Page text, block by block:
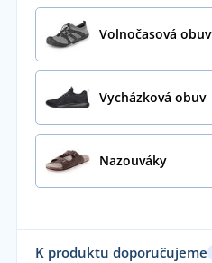
Volnočasová obuv
Vycházková obuv
Nazouváky
K produktu doporučujeme